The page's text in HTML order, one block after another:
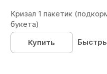
Кризал 1 пакетик
букета)
Купить